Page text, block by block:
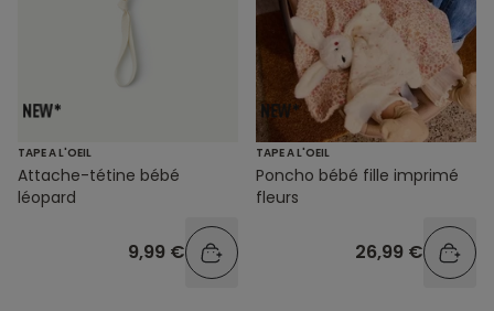
TAPE A L'OEIL
Attache-tétine bébé
léopard
9,99 €
TAPE A L'OEIL
Poncho bébé fille imprimé
fleurs
26,99 €